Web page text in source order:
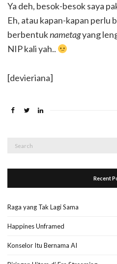
Ya deh, besok-besok saya
Eh, atau kapan-kapan perlu
berbentuknametagyang
NIP kali yah..
[devieriana]
Search
Recent
Raga yang Tak Lagi Sama
Happines Unframed
Konselor Itu Bernama AI